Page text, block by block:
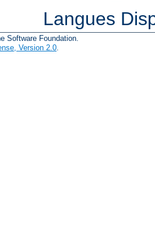
Langues
Software Foundation.
Version 2.0.